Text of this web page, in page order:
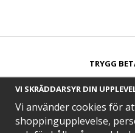
TRYGG
VI SKRÄDDARSYR DIN
Vi använder cookies för
shoppingupplevelse,